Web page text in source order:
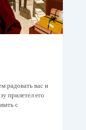
радовать вас и
прилетел его
с